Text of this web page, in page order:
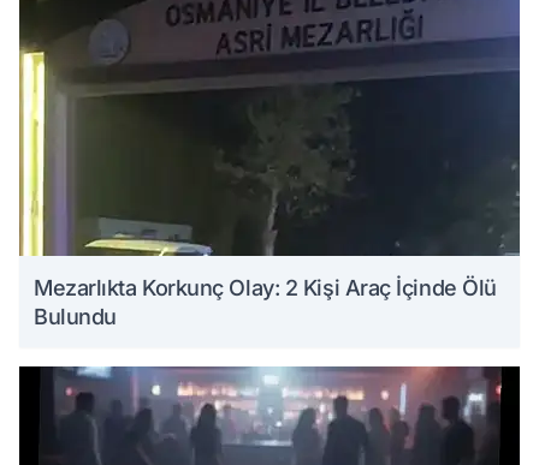
Mezarlıkta Korkunç Olay: 2 Kişi Araç İçinde Ölü
Bulundu